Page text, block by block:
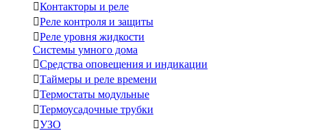
Контакторы и реле
Реле контроля и защиты
Реле уровня жидкости
Системы умного дома
Средства оповещения и индикации
Таймеры и реле времени
Термостаты модульные
Термоусадочные трубки
УЗО